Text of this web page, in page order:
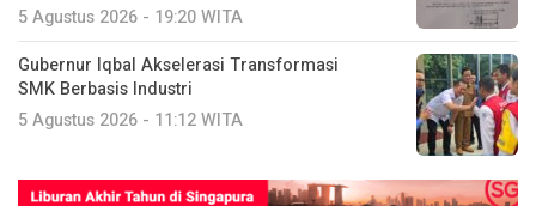
5 Agustus 2026 - 19:20 WITA
Gubernur Iqbal Akselerasi Transformasi
SMK Berbasis Industri
5 Agustus 2026 - 11:12 WITA